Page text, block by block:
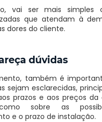
vai ser mais simples
que atendam à
dores do cliente.
dúvidas
também é
sejam esclarecidas,
prazos e aos preços
sobre as
e o prazo de instalação.